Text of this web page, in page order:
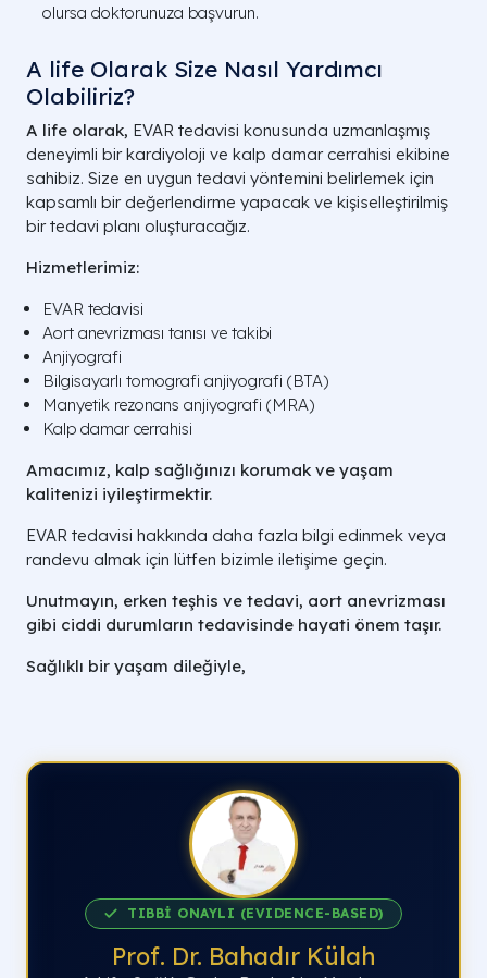
olursa doktorunuza başvurun.
A life Olarak Size Nasıl Yardımcı
Olabiliriz?
A life olarak, EVAR tedavisi konusunda uzmanlaşmış
deneyimli bir kardiyoloji ve kalp damar cerrahisi ekibine
sahibiz. Size en uygun tedavi yöntemini belirlemek için
kapsamlı bir değerlendirme yapacak ve kişiselleştirilmiş
bir tedavi planı oluşturacağız.
Hizmetlerimiz:
EVAR tedavisi
Aort anevrizması tanısı ve takibi
Anjiyografi
Bilgisayarlı tomografi anjiyografi (BTA)
Manyetik rezonans anjiyografi (MRA)
Kalp damar cerrahisi
Amacımız, kalp sağlığınızı korumak ve yaşam
kalitenizi iyileştirmektir.
EVAR tedavisi hakkında daha fazla bilgi edinmek veya
randevu almak için lütfen bizimle iletişime geçin.
Unutmayın, erken teşhis ve tedavi, aort anevrizması
gibi ciddi durumların tedavisinde hayati önem taşır.
Sağlıklı bir yaşam dileğiyle,
TIBBİ ONAYLI (EVIDENCE-BASED)
Prof. Dr. Bahadır Külah